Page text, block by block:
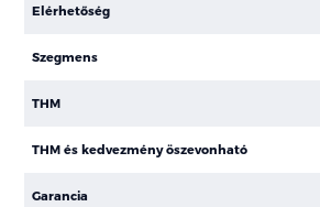
Elérhetőség
Szegmens
THM
THM és kedvezmény öszevonható
Garancia